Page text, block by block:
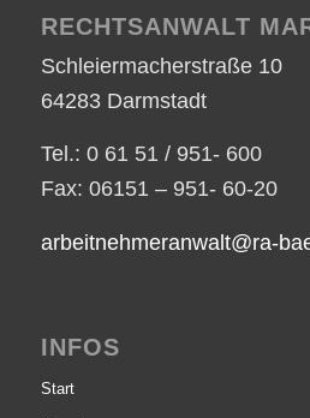
RECHTSANWALT
Schleiermacherstraße 10
64283 Darmstadt
Tel.: 0 61 51 / 951- 600
Fax: 06151 – 951- 60-20
arbeitnehmeranwalt@ra-
INFOS
Start